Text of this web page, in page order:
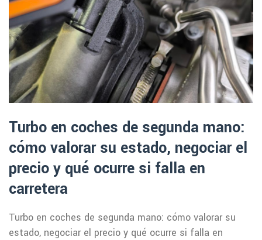
Turbo en coches de segunda mano:
cómo valorar su estado, negociar el
precio y qué ocurre si falla en
carretera
Turbo en coches de segunda mano: cómo valorar su
estado, negociar el precio y qué ocurre si falla en